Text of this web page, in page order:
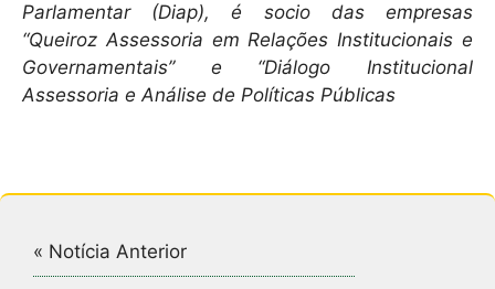
Parlamentar (Diap), é socio das empresas
“Queiroz Assessoria em Relações Institucionais e
Governamentais” e “Diálogo Institucional
Assessoria e Análise de Políticas Públicas
« Notícia Anterior